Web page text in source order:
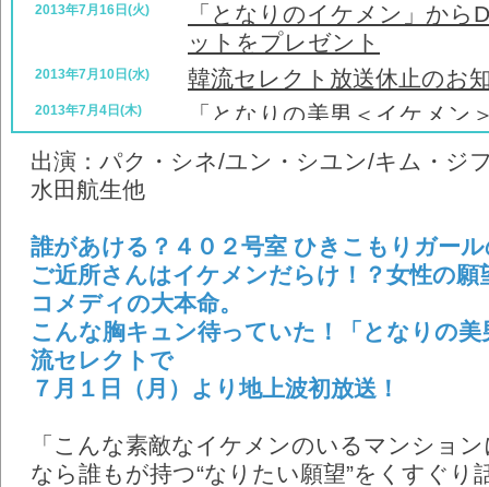
2013年7月16日(火)
「となりのイケメン」から
ットをプレゼント
2013年7月10日(水) 韓流セレクト放送休止のお
2013年7月4日(木)
「となりの美男＜イケメン
2013年6月21日(金)
「となりの美男＜イケメン
2013年6月3日(月)
誰があける? 402号室 ひき
ドア ─ ご近所さんはイケメ
望を詰め込んだラブコメデ
胸キュン待っていた!「とな
放送!
出演：パク・シネ/ユン・シユン/キム・ジ
水田航生他
誰があける？４０２号室 ひきこもりガー
ご近所さんはイケメンだらけ！？女性の
コメディの大本命。
こんな胸キュン待っていた！「となりの
流セレクトで
７月１日（月）より地上波初放送！
「こんな素敵なイケメンのいるマンショ
なら誰もが持つ“なりたい願望”をくすぐり